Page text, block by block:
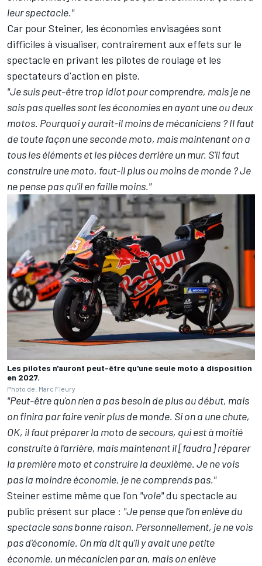
leur spectacle."
Car pour Steiner, les économies envisagées sont
difficiles à visualiser, contrairement aux effets sur le
spectacle en privant les pilotes de roulage et les
spectateurs d'action en piste.
"Je suis peut-être trop idiot pour comprendre, mais je ne
sais pas quelles sont les économies en ayant une ou deux
motos. Pourquoi y aurait-il moins de mécaniciens ? Il faut
de toute façon une seconde moto, mais maintenant on a
tous les éléments et les pièces derrière un mur. S'il faut
construire une moto, faut-il plus ou moins de monde ? Je
ne pense pas qu'il en faille moins."
Les pilotes n'auront peut-être qu'une seule moto à disposition
en 2027.
Photo de: Marc Fleury
"Peut-être qu'on n'en a pas besoin de plus au début, mais
on finira par faire venir plus de monde. Si on a une chute,
OK, il faut préparer la moto de secours, qui est à moitié
construite à l'arrière, mais maintenant il [faudra] réparer
la première moto et construire la deuxième. Je ne vois
pas la moindre économie, je ne comprends pas."
Steiner estime même que l'on "vole"du spectacle au
public présent sur place : "Je pense que l'on enlève du
spectacle sans bonne raison. Personnellement, je ne vois
pas d'économie. On m'a dit qu'il y avait une petite
économie, un mécanicien par an, mais on enlève